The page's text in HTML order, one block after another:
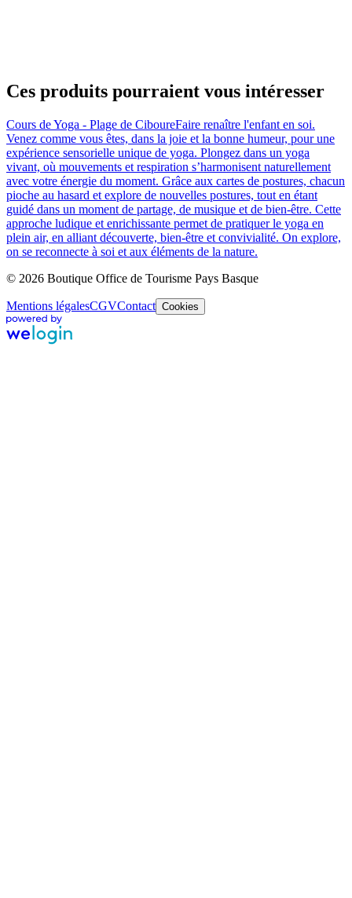
Ces produits pourraient vous intéresser
Cours de Yoga - Plage de CiboureFaire renaître l'enfant en soi.
Venez comme vous êtes, dans la joie et la bonne humeur, pour une
expérience sensorielle unique de yoga. Plongez dans un yoga
vivant, où mouvements et respiration s’harmonisent naturellement
avec votre énergie du moment. Grâce aux cartes de postures, chacun
pioche au hasard et explore de nouvelles postures, tout en étant
guidé dans un moment de partage, de musique et de bien-être. Cette
approche ludique et enrichissante permet de pratiquer le yoga en
plein air, en alliant découverte, bien-être et convivialité. On explore,
on se reconnecte à soi et aux éléments de la nature.
© 2026 Boutique Office de Tourisme Pays Basque
Mentions légalesCGVContact Cookies